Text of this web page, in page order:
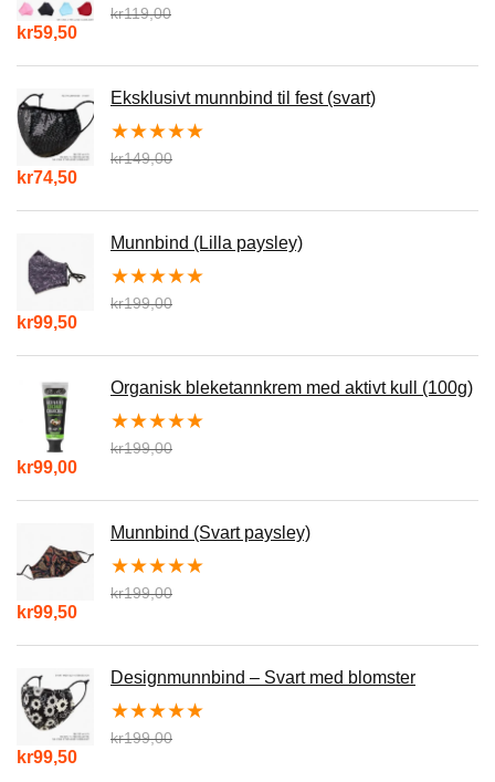
kr119,00
kr59,50
Eksklusivt munnbind til fest (svart)
★★★★★
kr149,00
kr74,50
Munnbind (Lilla paysley)
★★★★★
kr199,00
kr99,50
Organisk bleketannkrem med aktivt kull (100g)
★★★★★
kr199,00
kr99,00
Munnbind (Svart paysley)
★★★★★
kr199,00
kr99,50
Designmunnbind – Svart med blomster
★★★★★
kr199,00
kr99,50